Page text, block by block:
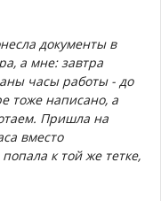
документы в
а мне: завтра
часы работы - до
тоже написано, а
Пришла на
вместо
к той же тетке,